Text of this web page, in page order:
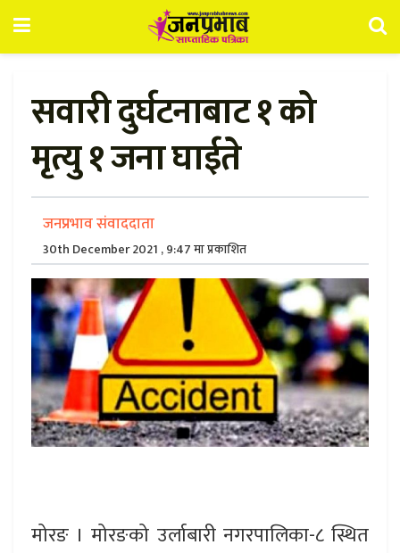
सवारी दुर्घटनाबाट १ को
मृत्यु १ जना घाईते
जनप्रभाव संवाददाता
30th December 2021 , 9:47 मा प्रकाशित
मोरङ । मोरङको उर्लाबारी नगरपालिका-८ स्थित